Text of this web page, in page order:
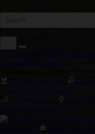
Wietzaadjes Collecties
Aanmelden Aanmelden
Autoflower Zaden
Cannabis Cup Winaars
Cali Wietzaden
Hoog
Opbrengst Wietzaadjes
Wietsoorten
Hoge CBD